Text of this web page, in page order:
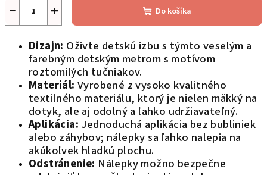
+
− Do košíka
Dizajn: Oživte detskú izbu s týmto veselým a
farebným detským metrom s motívom
roztomilých tučniakov.
Materiál: Vyrobené z vysoko kvalitného
textilného materiálu, ktorý je nielen mäkký na
dotyk, ale aj odolný a ľahko udržiavateľný.
Aplikácia: Jednoduchá aplikácia bez bubliniek
alebo záhybov; nálepky sa ľahko nalepia na
akúkoľvek hladkú plochu.
Odstránenie: Nálepky možno bezpečne